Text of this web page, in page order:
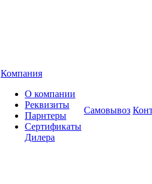
Компания
О компании
Реквизиты
Парнтеры
Сертификаты
Дилера
Самовывоз